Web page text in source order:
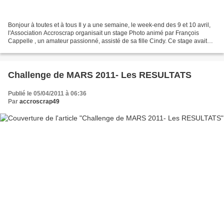
Bonjour à toutes et à tous Il y a une semaine, le week-end des 9 et 10 avril,
l'Association Accroscrap organisait un stage Photo animé par François
Cappelle , un amateur passionné, assisté de sa fille Cindy. Ce stage avait
Challenge de MARS 2011- Les RESULTATS
Publié le 05/04/2011 à 06:36
Par accroscrap49